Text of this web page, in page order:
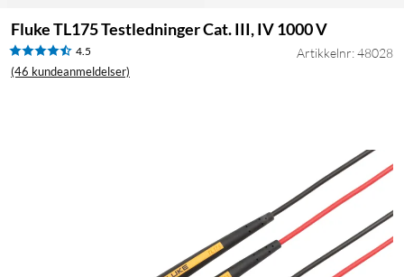
Fluke TL175 Testledninger Cat. III, IV 1000 V
4.5
(46 kundeanmeldelser)
Artikkelnr: 48028